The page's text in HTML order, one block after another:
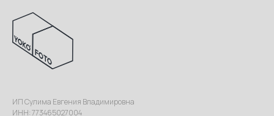
ИП Сулима Евгения Владимировна
ИНН: 773465027004